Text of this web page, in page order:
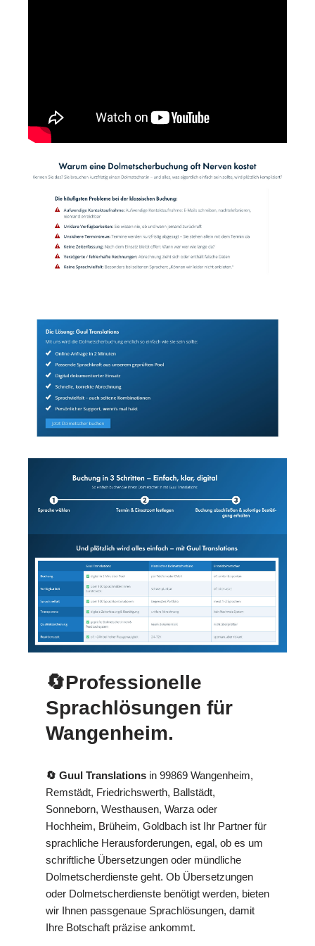
🔄Professionelle
Sprachlösungen für
Wangenheim.
🔄 Guul Translations in 99869 Wangenheim,
Remstädt, Friedrichswerth, Ballstädt,
Sonneborn, Westhausen, Warza oder
Hochheim, Brüheim, Goldbach ist Ihr Partner für
sprachliche Herausforderungen, egal, ob es um
schriftliche Übersetzungen oder mündliche
Dolmetscherdienste geht. Ob Übersetzungen
oder Dolmetscherdienste benötigt werden, bieten
wir Ihnen passgenaue Sprachlösungen, damit
Ihre Botschaft präzise ankommt.